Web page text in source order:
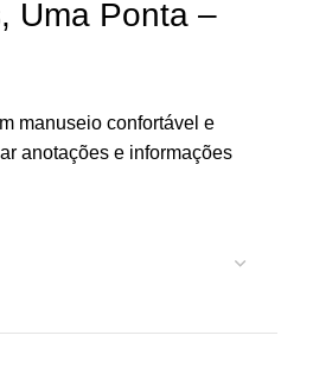
Uma Ponta –
manuseio confortável e
anotações e informações